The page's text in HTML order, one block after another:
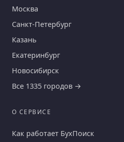
Москва
Санкт-Петербург
Казань
Екатеринбург
Новосибирск
Все 1335 городов →
О СЕРВИСЕ
Как работает БухПоиск